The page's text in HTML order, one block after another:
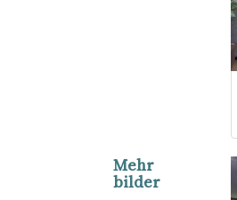
Mehr
bilder